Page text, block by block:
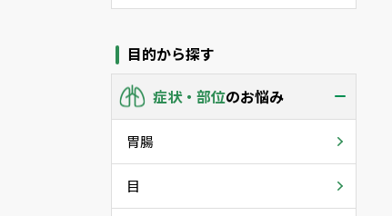
目的から探す
症状・部位のお悩み
胃腸
目